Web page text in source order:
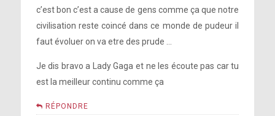
c’est bon c’est a cause de gens comme ça que notre
civilisation reste coincé dans ce monde de pudeur il
faut évoluer on va etre des prude …
Je dis bravo a Lady Gaga et ne les écoute pas car tu
est la meilleur continu comme ça
RÉPONDRE